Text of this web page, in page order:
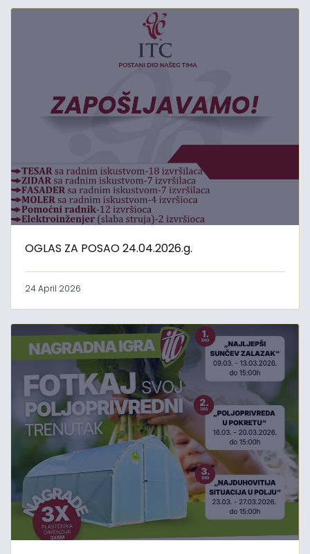
OGLAS ZA POSAO 24.04.2026.g.
24 April 2026